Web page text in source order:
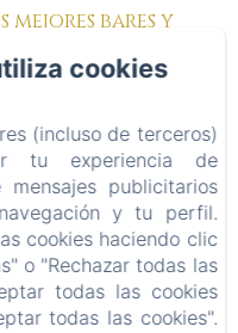
mejores bares y
compartir sus
trabajar en paz.
cookies
(incluso de terceros)
tu experiencia de
publicitarios
y tu perfil.
cookies haciendo clic
o "Rechazar todas las
todas las cookies
todas las cookies".